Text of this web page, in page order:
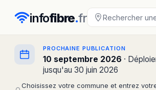
infofibre.fr
PROCHAINE PUBLICATION
10 septembre 2026 ·
jusqu'au 30 juin 2026
Choisissez votre commune et entrez